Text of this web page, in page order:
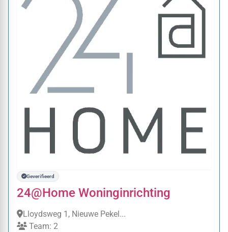
Geverifieerd
24@Home Woninginrichting
Lloydsweg 1, Nieuwe Pekel...
Team: 2